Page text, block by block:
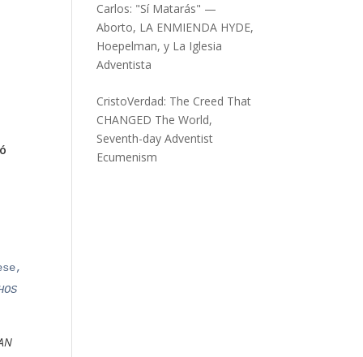
Carlos: "Sí Matarás" —
Aborto, LA ENMIENDA HYDE,
Hoepelman, y La Iglesia
Adventista
CristoVerdad: The Creed That
CHANGED The World,
Seventh-day Adventist
Ecumenism